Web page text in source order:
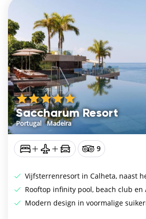
Saccharum Resort
Portugal/Madeira
9
Vijfsterrenresort in Calheta, naast
Rooftop infinity pool, beach club en
Modern design in voormalige